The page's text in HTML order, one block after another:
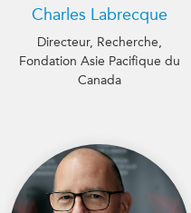
Charles Labrecque
Directeur, Recherche,
Fondation Asie Pacifique du
Canada